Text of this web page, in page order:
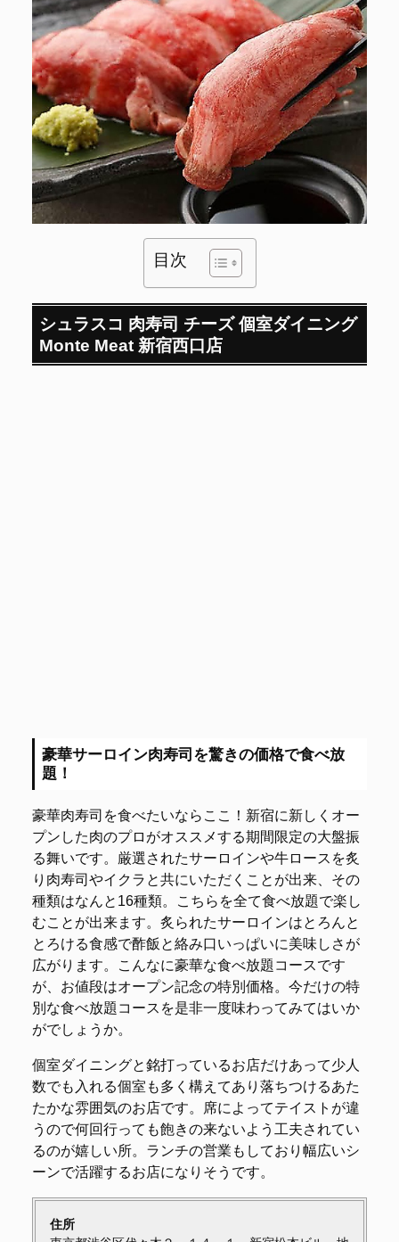
目次
シュラスコ 肉寿司 チーズ 個室ダイニング
Monte Meat 新宿西口店
豪華サーロイン肉寿司を驚きの価格で食べ放
題！
豪華肉寿司を食べたいならここ！新宿に新しくオー
プンした肉のプロがオススメする期間限定の大盤振
る舞いです。厳選されたサーロインや牛ロースを炙
り肉寿司やイクラと共にいただくことが出来、その
種類はなんと16種類。こちらを全て食べ放題で楽し
むことが出来ます。炙られたサーロインはとろんと
とろける食感で酢飯と絡み口いっぱいに美味しさが
広がります。こんなに豪華な食べ放題コースです
が、お値段はオープン記念の特別価格。今だけの特
別な食べ放題コースを是非一度味わってみてはいか
がでしょうか。
個室ダイニングと銘打っているお店だけあって少人
数でも入れる個室も多く構えてあり落ちつけるあた
たかな雰囲気のお店です。席によってテイストが違
うので何回行っても飽きの来ないよう工夫されてい
るのが嬉しい所。ランチの営業もしており幅広いシ
ーンで活躍するお店になりそうです。
住所